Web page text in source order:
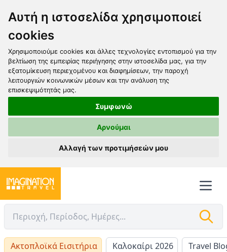
Αυτή η ιστοσελίδα χρησιμοποιεί
cookies
Χρησιμοποιούμε cookies και άλλες τεχνολογίες εντοπισμού για την
βελτίωση της εμπειρίας περιήγησης στην ιστοσελίδα μας, για την
εξατομίκευση περιεχομένου και διαφημίσεων, την παροχή
λειτουργιών κοινωνικών μέσων και την ανάλυση της
επισκεψιμότητάς μας.
Συμφωνώ
Αρνούμαι
Αλλαγή των προτιμήσεών μου
Ακτοπλοϊκά Εισιτήρια Καλοκαίρι 2026 Travel